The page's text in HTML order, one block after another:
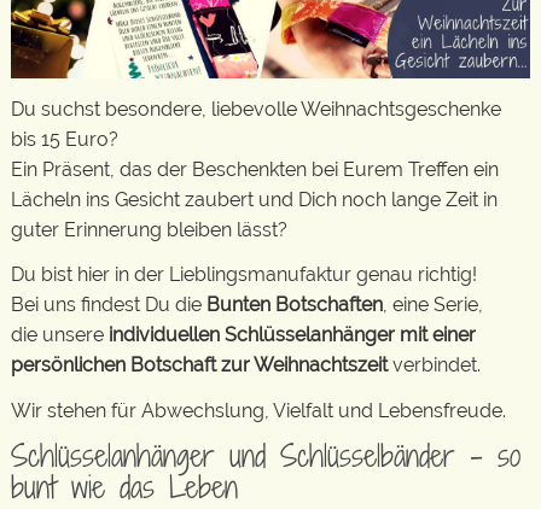
Du suchst besondere, liebevolle Weihnachtsgeschenke
bis 15 Euro?
Ein Präsent, das der Beschenkten bei Eurem Treffen ein
Lächeln ins Gesicht zaubert und Dich noch lange Zeit in
guter Erinnerung bleiben lässt?
Du bist hier in der Lieblingsmanufaktur genau richtig!
Bei uns findest Du die Bunten Botschaften, eine Serie,
die unsere individuellen Schlüsselanhänger mit einer
persönlichen Botschaft zur Weihnachtszeitverbindet.
Wir stehen für Abwechslung, Vielfalt und Lebensfreude.
Schlüsselanhänger und Schlüsselbänder – so
bunt wie das Leben